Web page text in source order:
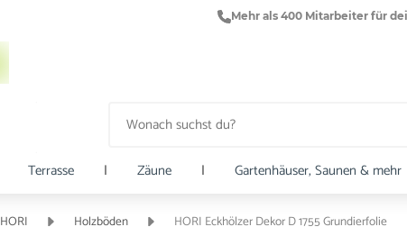
Mehr als 400 Mitarbeiter für
Terrasse | Zäune | Gartenhäuser, Saunen & mehr
HORI Holzböden HORI Eckhölzer Dekor D 1755 Grundierfolie